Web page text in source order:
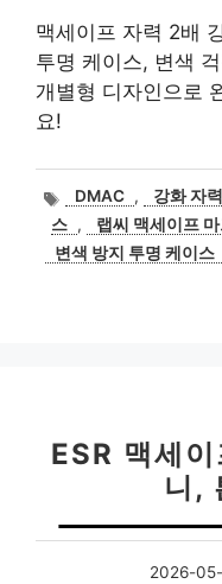
맥세이프 자력 2배
투명 케이스, 변색
개별형 디자인으로
요!
태DMAC , 강화 자
스 , 랩씨 맥세이프
변색 방지 투명 케이스
ESR 맥세
니,
2026-